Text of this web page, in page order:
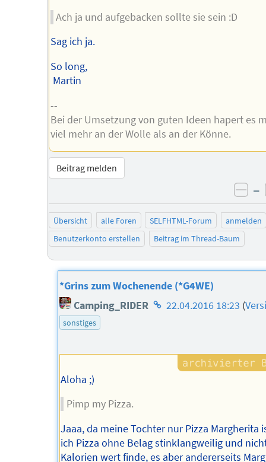
Ach ja und aufgebacken sollte sie sein :D
Sag ich ja.
So long,
Martin
--
Bei der Umsetzung von guten Ideen hapert es
viel mehr an der Wolle als an der Könne.
Beitrag melden
–
Übersicht alle Foren SELFHTML-Forum
anmelden
Benutzerkonto erstellen
Beitrag im Thread-Baum
*Grins zum Wochenende (*G4WE)
Camping_RIDER Homepage
22.04.2016 18:23 (
sonstiges
Aloha ;)
Pimp my Pizza.
Jaaa, da meine Tochter nur Pizza Margherita
ich Pizza ohne Belag stinklangweilig und
Kalorien wert finde, es aber andererseits